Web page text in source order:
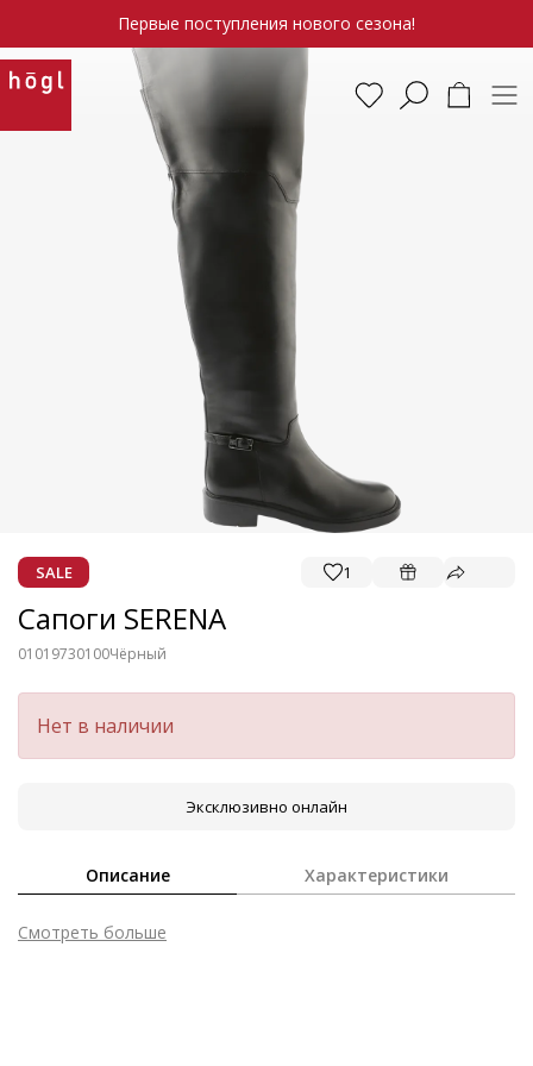
Первые поступления нового сезона!
SALE 1
Сапоги SERENA
01019730100Чёрный
Нет в наличии
Эксклюзивно онлайн
Описание Характеристики
Смотреть больше